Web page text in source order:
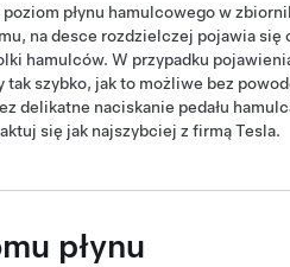
poziom płynu hamulcowego w
nadesce rozdzielczej pojawia się
hamulców. W przypadku
tak szybko, jak to możliwe bez
delikatne naciskanie pedału
się jak najszybciej z firmą Tesla.
płynu